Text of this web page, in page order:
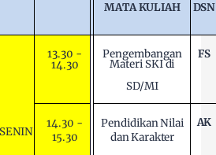
MATAKULIAH DSN
SENIN
13.30 -
14.30
Pengembangan
MateriSKIdi
SD/MI
FS
14.30 -
15.30
PendidikanNilai
danKarakter
AK